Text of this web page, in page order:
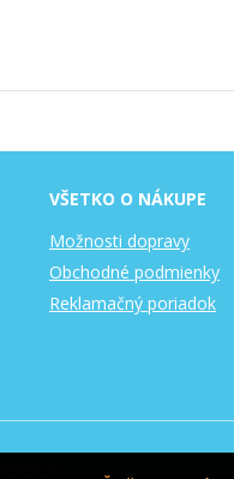
VŠETKO O NÁKUPE
Možnosti dopravy
Obchodné podmienky
Reklamačný poriadok